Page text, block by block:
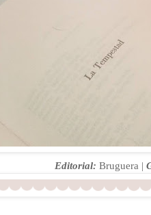
Editorial: Bruguera |